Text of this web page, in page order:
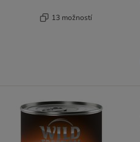
13 možností